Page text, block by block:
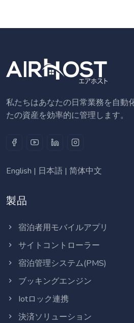
私たちはあなたの日常業務を自動
たの資産を効率的に管理します。
English | 日本語 | 简体中文
製品
宿泊者用モバイルアプリ
サイトコントローラー
宿泊管理システム(PMS)
ブッキングエンジン
Iotロック連携
決済ソリューション